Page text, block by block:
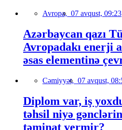
Avropa, 07 avqust, 09:23
Azərbaycan qazı
Avropadakı enerji
əsas elementinə
Cəmiyyət, 07 avqust,
Diplom var, iş
təhsil niyə
təminat vermir?